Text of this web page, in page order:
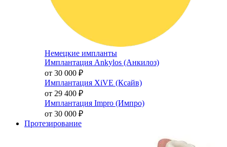
Немецкие импланты
Имплантация Ankylos (Анкилоз)
от 30 000 ₽
Имплантация XiVE (Ксайв)
от 29 400 ₽
Имплантация Impro (Импро)
от 30 000 ₽
Протезирование